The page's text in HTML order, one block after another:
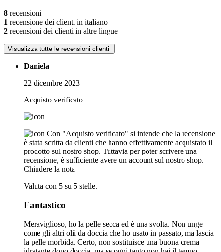
8 recensioni
1 recensione dei clienti in italiano
2 recensioni dei clienti in altre lingue
Visualizza tutte le recensioni clienti.
Daniela
22 dicembre 2023
Acquisto verificato
Con "Acquisto verificato" si intende che la recensione
è stata scritta da clienti che hanno effettivamente acquistato il
prodotto sul nostro shop. Tuttavia per poter scrivere una
recensione, è sufficiente avere un account sul nostro shop.
Chiudere la nota
Valuta con 5 su 5 stelle.
Fantastico
Meraviglioso, ho la pelle secca ed è una svolta. Non unge
come gli altri olii da doccia che ho usato in passato, ma lascia
la pelle morbida. Certo, non sostituisce una buona crema